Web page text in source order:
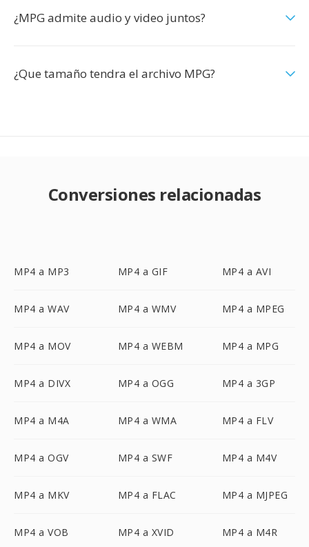
¿MPG admite audio y video juntos?
¿Que tamaño tendra el archivo MPG?
Conversiones relacionadas
MP4 a MP3 MP4 a GIF MP4 a AVI
MP4 a WAV MP4 a WMV MP4 a MPEG
MP4 a MOV MP4 a WEBM MP4 a MPG
MP4 a DIVX MP4 a OGG MP4 a 3GP
MP4 a M4A MP4 a WMA MP4 a FLV
MP4 a OGV MP4 a SWF MP4 a M4V
MP4 a MKV MP4 a FLAC MP4 a MJPEG
MP4 a VOB MP4 a XVID MP4 a M4R